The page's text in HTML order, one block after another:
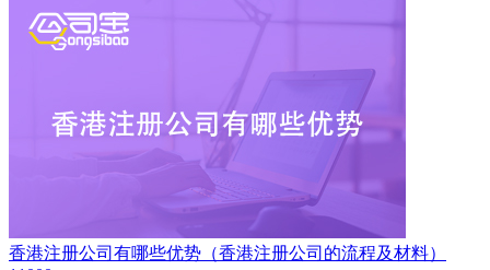
香港注册公司有哪些优势（香港注册公司的流程及材料）